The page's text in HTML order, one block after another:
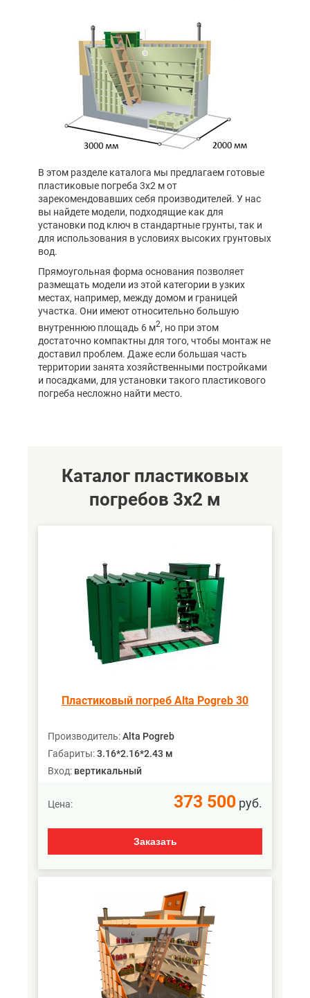
В этом разделе каталога мы предлагаем готовые
пластиковые погреба 3х2 м от
зарекомендовавших себя производителей. У нас
вы найдете модели, подходящие как для
установки под ключ в стандартные грунты, так и
для использования в условиях высоких грунтовых
вод.
Прямоугольная форма основания позволяет
размещать модели из этой категории в узких
местах, например, между домом и границей
участка. Они имеют относительно большую
внутреннюю площадь 6 м2, но при этом
достаточно компактны для того, чтобы монтаж не
доставил проблем. Даже если большая часть
территории занята хозяйственными постройками
и посадками, для установки такого пластикового
погреба несложно найти место.
Каталог пластиковых
погребов 3х2 м
Пластиковый погреб Alta Pogreb 30
Производитель:Alta Pogreb
Габариты:3.16*2.16*2.43 м
Вход: вертикальный
Цена: 373 500 руб.
Заказать